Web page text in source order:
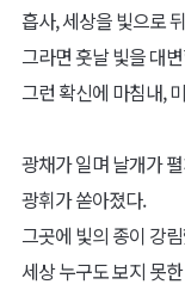
흡사, 세상을 빛으로
그라면 훗날 빛을 대
그런 확신에 마침내,
광채가 일며 날개가
광휘가 쏟아졌다.
그곳에 빛의 종이 강
세상 누구도 보지 못